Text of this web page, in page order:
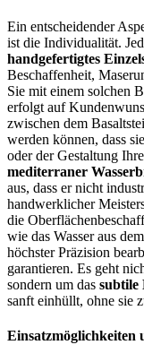
Ein entscheidender
ist die Individualität.
handgefertigtes
Beschaffenheit,
Sie mit einem solchen
erfolgt auf
zwischen dem
werden können, dass
oder der Gestaltung
mediterraner
aus, dass er nicht
handwerklicher
die
wie das Wasser aus
höchster Präzision
garantieren. Es geht
sondern um das subtile
sanft einhüllt, ohne sie
Einsatzmöglichkeiten